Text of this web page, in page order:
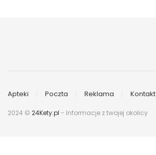
Apteki Poczta Reklama Kontakt
2024 © 24Kety.pl - Informacje z twojej okolicy